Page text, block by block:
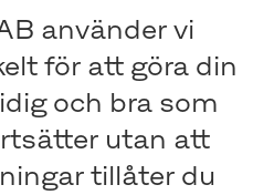
använder vi
för att göra din
och bra som
utan att
tillåter du